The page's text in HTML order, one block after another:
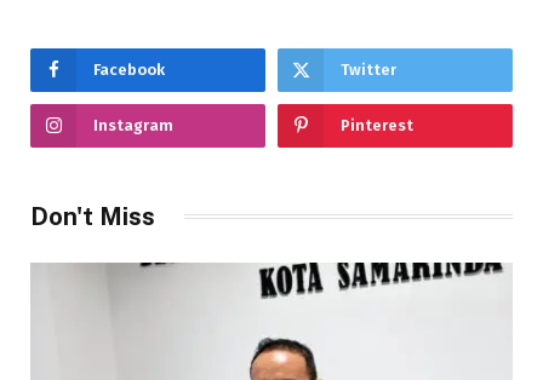
Facebook Twitter
Instagram Pinterest
Don't Miss